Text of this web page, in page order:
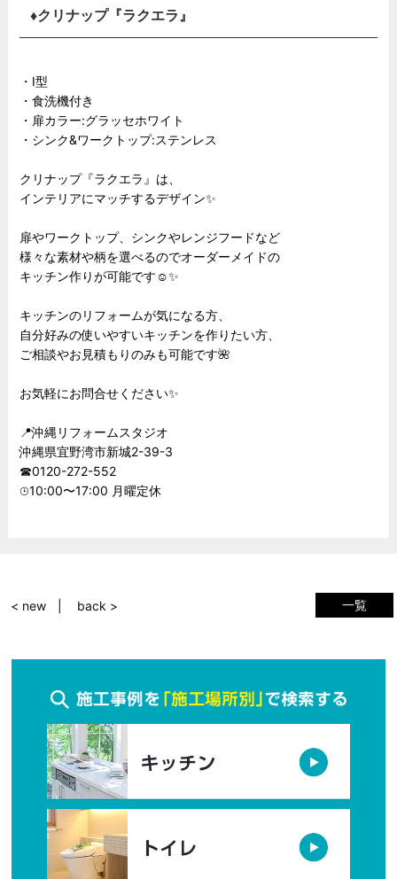
♦︎クリナップ『ラクエラ』
・I型
・食洗機付き
・扉カラー:グラッセホワイト
・シンク&ワークトップ:ステンレス
クリナップ『ラクエラ』は、
インテリアにマッチするデザイン✨
扉やワークトップ、シンクやレンジフードなど
様々な素材や柄を選べるのでオーダーメイドの
キッチン作りが可能です☺️✨
キッチンのリフォームが気になる方、
自分好みの使いやすいキッチンを作りたい方、
ご相談やお見積もりのみも可能です🌺
お気軽にお問合せください✨
📍沖縄リフォームスタジオ
沖縄県宜野湾市新城2-39-3
☎︎0120-272-552
⌚︎10:00〜17:00 月曜定休
一覧
< new back >